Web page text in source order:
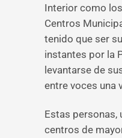
Interior como
Centros
tenido que ser
instantes por la
levantarse de
entre voces una
Estas personas,
centros de